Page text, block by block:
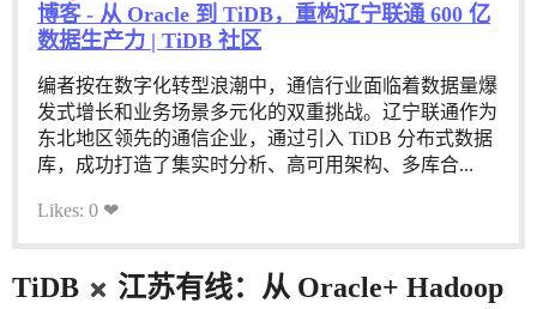
博客 - 从 Oracle 到 TiDB，重构辽宁联通 600 亿
数据生产力 | TiDB 社区
编者按在数字化转型浪潮中，通信行业面临着数据量爆
发式增长和业务场景多元化的双重挑战。辽宁联通作为
东北地区领先的通信企业，通过引入 TiDB 分布式数据
库，成功打造了集实时分析、高可用架构、多库合...
Likes: 0 ❤
TiDB
江苏有线：从 Oracle+ Hadoop